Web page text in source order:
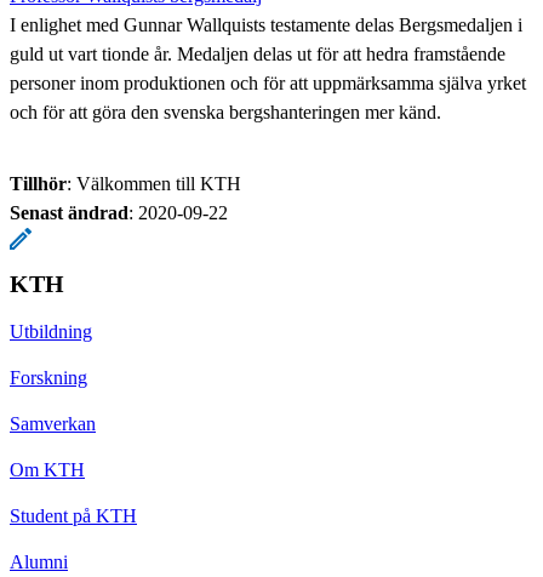
I enlighet med Gunnar Wallquists testamente delas Bergsmedaljen i
guld ut vart tionde år. Medaljen delas ut för att hedra framstående
personer inom produktionen och för att uppmärksamma själva yrket
och för att göra den svenska bergshanteringen mer känd.
Tillhör: Välkommen till KTH
Senast ändrad: 2020-09-22
KTH
Utbildning
Forskning
Samverkan
Om KTH
Student på KTH
Alumni